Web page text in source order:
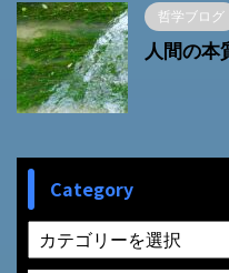
哲学ブログ
人間の本
Category